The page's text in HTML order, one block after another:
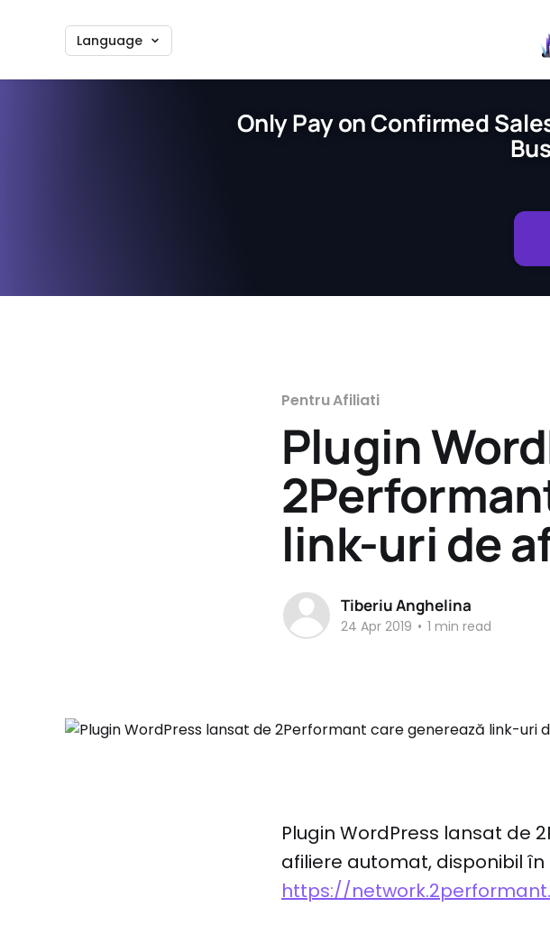
Language
Only Pay on Confirmed
Pentru Afiliati
Plugin
link-uri de
Tiberiu Anghelina
24 Apr 2019 • 1 min read
Plugin WordPress lansat de
afiliere automat, disponibil
https://